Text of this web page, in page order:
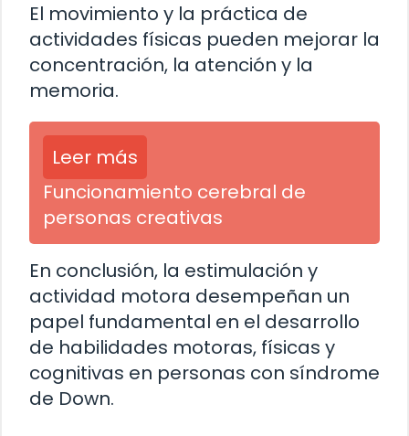
El movimiento y la práctica de
actividades físicas pueden mejorar la
concentración, la atención y la
memoria.
Leer más
Funcionamiento cerebral de
personas creativas
En conclusión, la estimulación y
actividad motora desempeñan un
papel fundamental en el desarrollo
de habilidades motoras, físicas y
cognitivas en personas con síndrome
de Down.